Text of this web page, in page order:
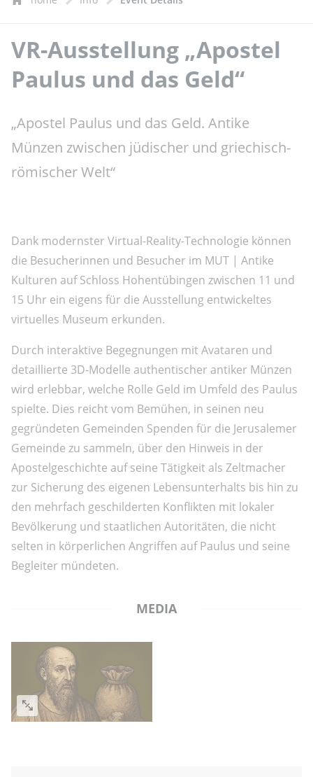
VR-Ausstellung „Apostel
Paulus und das Geld“
„Apostel Paulus und das Geld. Antike
Münzen zwischen jüdischer und griechisch-
römischer Welt“
Dank modernster Virtual-Reality-Technologie können
die Besucherinnen und Besucher im MUT | Antike
Kulturen auf Schloss Hohentübingen zwischen 11 und
15 Uhr ein eigens für die Ausstellung entwickeltes
virtuelles Museum erkunden.
Durch interaktive Begegnungen mit Avataren und
detaillierte 3D-Modelle authentischer antiker Münzen
wird erlebbar, welche Rolle Geld im Umfeld des Paulus
spielte. Dies reicht vom Bemühen, in seinen neu
gegründeten Gemeinden Spenden für die Jerusalemer
Gemeinde zu sammeln, über den Hinweis in der
Apostelgeschichte auf seine Tätigkeit als Zeltmacher
zur Sicherung des eigenen Lebensunterhalts bis hin zu
den mehrfach geschilderten Konflikten mit lokaler
Bevölkerung und staatlichen Autoritäten, die nicht
selten in körperlichen Angriffen auf Paulus und seine
Begleiter mündeten.
MEDIA